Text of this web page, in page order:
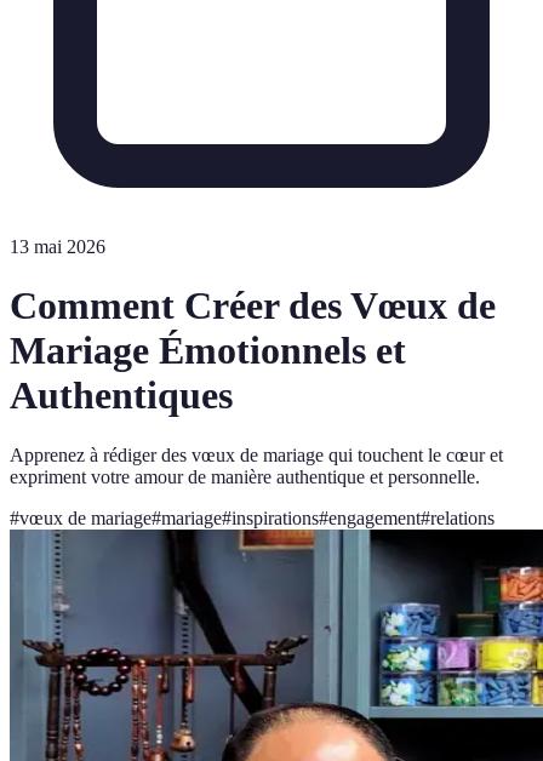
13 mai 2026
Comment Créer des Vœux de
Mariage Émotionnels et
Authentiques
Apprenez à rédiger des vœux de mariage qui touchent le cœur et
expriment votre amour de manière authentique et personnelle.
#vœux de mariage#mariage#inspirations#engagement#relations